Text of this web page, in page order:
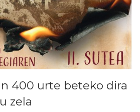
400 urte beteko dira
zela